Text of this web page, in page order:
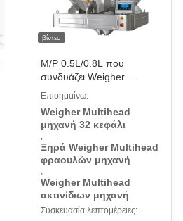
βίντεο
M/P 0.5L/0.8L που
συνδυάζει Weigher
Multihead τη μηχανή 32
κεφάλι για ξηρά φράουλα
ακτινίδιων σταφίδων την
ξηρά
Επισημαίνω:
Weigher Multihead
μηχανή 32 κεφάλι
,
Ξηρά Weigher Multihead
φραουλών μηχανή
,
Weigher Multihead
ακτινίδιων μηχανή
Συσκευασία λεπτομέρειες: